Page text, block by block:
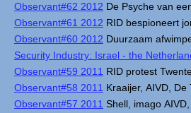
Observant#62 2012 De Psyche van
Observant#61 2012 RID bespioneert
Observant#60 2012 Duurzaam
Security Industry: Israel - the
Observant#59 2011 RID protest
Observant#58 2011 Kraaijer, AIVD, De
Observant#57 2011 Shell, imago